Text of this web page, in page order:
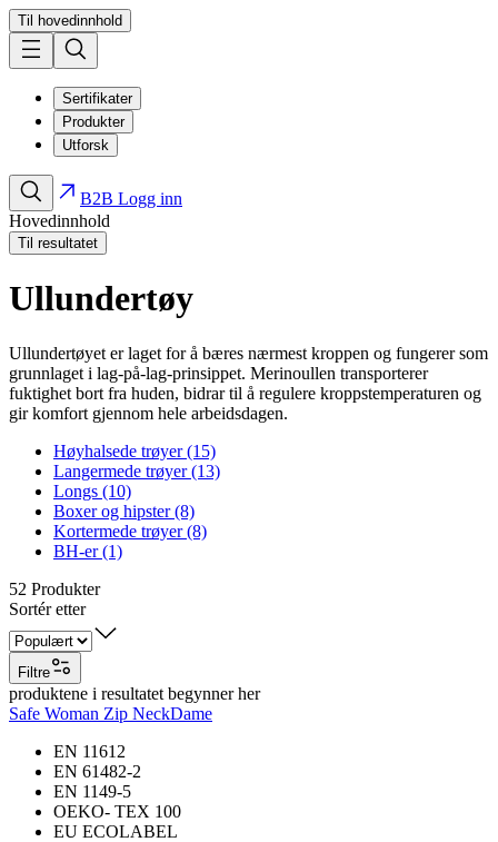
Til hovedinnhold
Sertifikater
Produkter
Utforsk
B2B Logg inn
Hovedinnhold
Til resultatet
Ullundertøy
Ullundertøyet er laget for å bæres nærmest kroppen og fungerer som
grunnlaget i lag-på-lag-prinsippet. Merinoullen transporterer
fuktighet bort fra huden, bidrar til å regulere kroppstemperaturen og
gir komfort gjennom hele arbeidsdagen.
Høyhalsede trøyer (15)
Langermede trøyer (13)
Longs (10)
Boxer og hipster (8)
Kortermede trøyer (8)
BH-er (1)
52 Produkter
Sortér etter
Filtre
produktene i resultatet begynner her
Safe Woman Zip NeckDame
EN 11612
EN 61482-2
EN 1149-5
OEKO- TEX 100
EU ECOLABEL